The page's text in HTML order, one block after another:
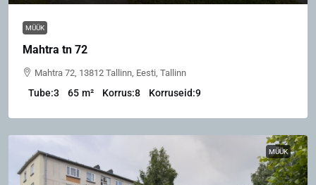
MÜÜK
Mahtra tn 72
Mahtra 72, 13812 Tallinn, Eesti, Tallinn
Tube:3 65 m² Korrus:8 Korruseid:9
MÜÜK